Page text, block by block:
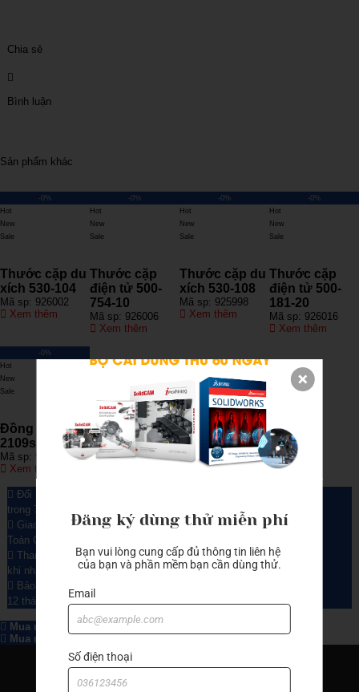
Chia sẻ
Bình luận
Sản phẩm khác
-0%
Hot
New
Sale
Thước cặp du
xích 530-104
Mã sp: 926002
Xem thêm
-0%
Hot
New
Sale
Thước cặp
điện tử 500-
754-10
Mã sp: 926006
Xem thêm
-0%
Hot
New
Sale
Thước cặp du
xích 530-108
Mã sp: 925998
Xem thêm
-0%
Hot
New
Sale
Thước cặp
điện tử 500-
181-20
Mã sp: 926016
Xem thêm
-0%
Hot
New
Sale
Đồng hồ so
2109s-10
Mã sp: 926056
Xem thêm
Đổi hàng
trong 7 ngày
Giao hàng Miễn phí
Toàn Quốc
Thanh toán
khi nhận hàng
Bảo hành VIP
12 tháng
Mua ngay
Mua ngay
Đăng ký dùng thử miễn phí
Bạn vui lòng cung cấp đủ thông tin liên hệ
của bạn và phần mềm bạn cần dùng thử.
Email
Số điện thoại